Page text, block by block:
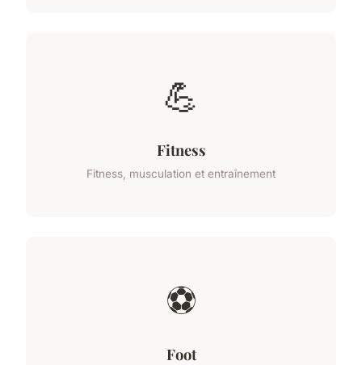
💪
Fitness
Fitness, musculation et entraînement
⚽
Foot